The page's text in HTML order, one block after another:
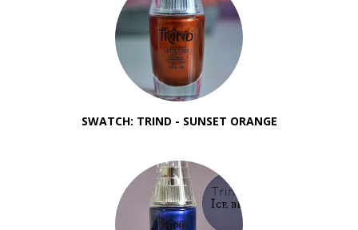
SWATCH: TRIND - SUNSET ORANGE